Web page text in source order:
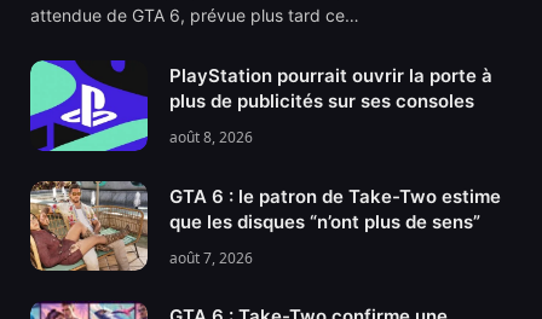
attendue de GTA 6, prévue plus tard ce…
PlayStation pourrait ouvrir la porte à
plus de publicités sur ses consoles
août 8, 2026
GTA 6 : le patron de Take-Two estime
que les disques “n’ont plus de sens”
août 7, 2026